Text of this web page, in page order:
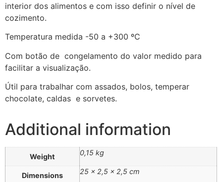
interior dos alimentos e com isso definir o nível de
cozimento.
Temperatura medida -50 a +300 ºC
Com botão de congelamento do valor medido para
facilitar a visualização.
Útil para trabalhar com assados, bolos, temperar
chocolate, caldas e sorvetes.
Additional information
Weight 0,15 kg
Dimensions 25 × 2,5 × 2,5 cm